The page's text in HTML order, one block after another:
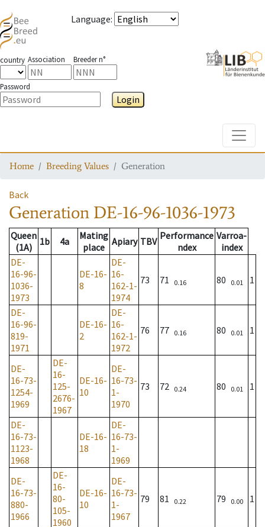
Language:
country Association Breeder n°
Password
Login
Home Breeding Values Generation
Back
Generation DE-16-96-1036-1973
Queen
(1A)
1b 4a
Mating
place Apiary TBV Performance
ndex
Varroa-
index
DE-
16-96-
1036-
1973
DE-16-
8
DE-
16-
162-1-
1974
73 71 0.16 80 0.01 1
DE-
16-96-
819-
1971
DE-16-
2
DE-
16-
162-1-
1972
76 77 0.16 80 0.01 1
DE-
16-73-
1254-
1969
DE-
16-
125-
2676-
1967
DE-16-
10
DE-
16-73-
1-
1970
73 72 0.24 80 0.01 1
DE-
16-73-
1123-
1968
DE-16-
18
DE-
16-73-
1-
1969
DE-
16-73-
880-
1966
DE-
16-
80-
105-
1960
DE-16-
10
DE-
16-73-
1-
1967
79 81 0.22 79 0.00 1